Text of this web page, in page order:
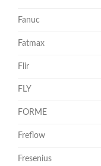
Fanuc
Fatmax
Flir
FLY
FORME
Freflow
Fresenius